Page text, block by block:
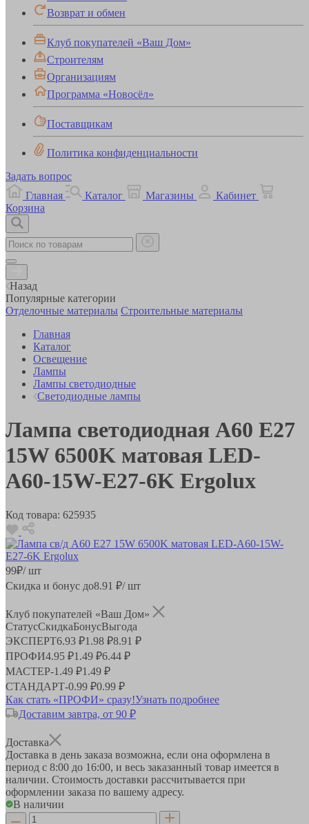
Возврат и обмен
Клуб покупателей «Ваш Дом»
Строителям
Организациям
Программа «Новосёл»
Поставщикам
Политика конфиденциальности
Задать вопрос
Главная
Каталог Магазины
Кабинет
Корзина
Назад
Популярные категории
Отделочные материалы Строительные материалы
Главная
Каталог
Освещение
Лампы
Лампы светодиодные
Светодиодные лампы
Лампа светодиодная A60 E27
15W 6500K матовая LED-
A60-15W-E27-6K Ergolux
Код товара: 625935
99₽/ шт
Скидка и бонус до8.91 ₽/ шт
Клуб покупателей «Ваш Дом»
СтатусСкидкаБонусВыгода
ЭКСПЕРТ6.93 ₽1.98 ₽8.91 ₽
ПРОФИ4.95 ₽1.49 ₽6.44 ₽
МАСТЕР-1.49 ₽1.49 ₽
СТАНДАРТ-0.99 ₽0.99 ₽
Как стать «ПРОФИ» сразу!Узнать подробнее
Доставим завтра, от 90 ₽
Доставка
Доставка в день заказа возможна, если она оформлена в
период с 8:00 до 16:00, и весь заказанный товар имеется в
наличии. Стоимость доставки рассчитывается при
оформлении заказа по вашему адресу.
В наличии